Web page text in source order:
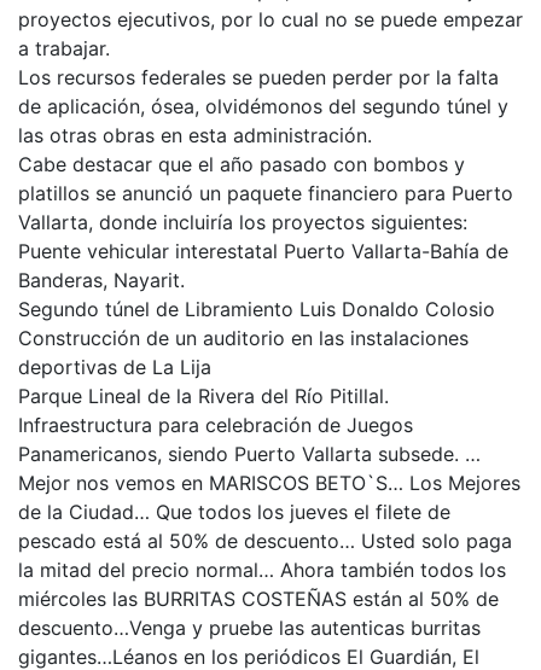
proyectos ejecutivos, por lo cual no se puede empezar
a trabajar.
Los recursos federales se pueden perder por la falta
de aplicación, ósea, olvidémonos del segundo túnel y
las otras obras en esta administración.
Cabe destacar que el año pasado con bombos y
platillos se anunció un paquete financiero para Puerto
Vallarta, donde incluiría los proyectos siguientes:
Puente vehicular interestatal Puerto Vallarta-Bahía de
Banderas, Nayarit.
Segundo túnel de Libramiento Luis Donaldo Colosio
Construcción de un auditorio en las instalaciones
deportivas de La Lija
Parque Lineal de la Rivera del Río Pitillal.
Infraestructura para celebración de Juegos
Panamericanos, siendo Puerto Vallarta subsede. …
Mejor nos vemos en MARISCOS BETO`S… Los Mejores
de la Ciudad… Que todos los jueves el filete de
pescado está al 50% de descuento… Usted solo paga
la mitad del precio normal… Ahora también todos los
miércoles las BURRITAS COSTEÑAS están al 50% de
descuento…Venga y pruebe las autenticas burritas
gigantes…Léanos en los periódicos El Guardián, El